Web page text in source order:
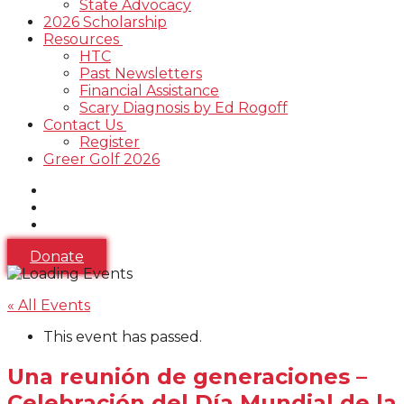
State Advocacy
2026 Scholarship
Resources
HTC
Past Newsletters
Financial Assistance
Scary Diagnosis by Ed Rogoff
Contact Us
Register
Greer Golf 2026
Donate
« All Events
This event has passed.
Una reunión de generaciones –